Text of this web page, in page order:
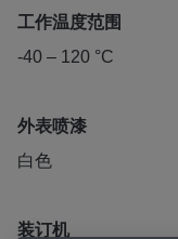
工作温度范围
-40 – 120 °C
外表喷漆
白色
装订机